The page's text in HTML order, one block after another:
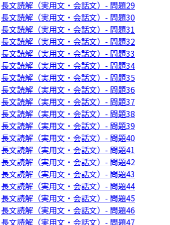
長文読解（実用文・会話文）- 問題29
長文読解（実用文・会話文）- 問題30
長文読解（実用文・会話文）- 問題31
長文読解（実用文・会話文）- 問題32
長文読解（実用文・会話文）- 問題33
長文読解（実用文・会話文）- 問題34
長文読解（実用文・会話文）- 問題35
長文読解（実用文・会話文）- 問題36
長文読解（実用文・会話文）- 問題37
長文読解（実用文・会話文）- 問題38
長文読解（実用文・会話文）- 問題39
長文読解（実用文・会話文）- 問題40
長文読解（実用文・会話文）- 問題41
長文読解（実用文・会話文）- 問題42
長文読解（実用文・会話文）- 問題43
長文読解（実用文・会話文）- 問題44
長文読解（実用文・会話文）- 問題45
長文読解（実用文・会話文）- 問題46
長文読解（実用文・会話文）- 問題47